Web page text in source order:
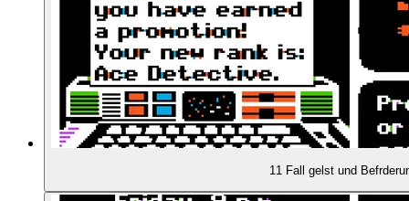
01:49:55 Where in Space is Carmen Sandiego (1993)
01:50:07 Neuauflagen der alten Serienteile
01:50:44 Where in North Dakota is Carmen Sandiego?
11 Fall gelst und